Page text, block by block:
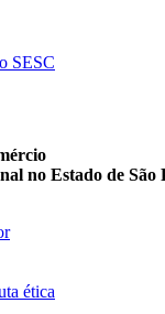
SESC
no Estado de São
ética